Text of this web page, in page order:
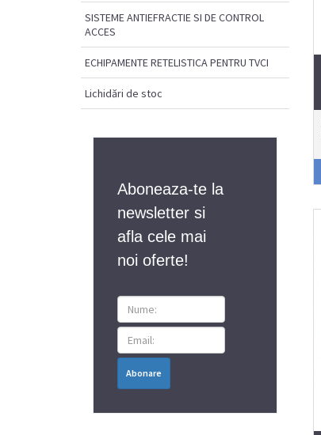
SISTEME ANTIEFRACTIE SI DE CONTROL
ACCES
ECHIPAMENTE RETELISTICA PENTRU TVCI
Lichidări de stoc
Aboneaza-te la
newsletter si
afla cele mai
noi oferte!
Abonare